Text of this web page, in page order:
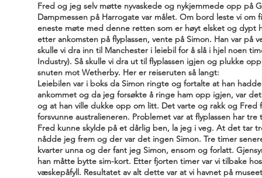
Fred og jeg selv møtte nyvaskede og nykjemmede opp på
Dampmessen på Harrogate var målet. Om bord leste vi
eneste møte med denne retten som er høyt elsket og dypt
etter ankomsten på flyplassen, vente på Simon. Han var
skulle vi dra inn til Manchester i leiebil for å slå i hjel noen
Industry). Så skulle vi dra ut til flyplassen igjen og plukke
snuten mot Wetherby. Her er reiseruten så langt:
Leiebilen var i boks da Simon ringte og fortalte at han
ankommet og da jeg forsøkte å ringe ham opp igjen, var
og at han ville dukke opp om litt. Det varte og rakk og
forsvunne australieneren. Problemet var at flyplassen har
Fred kunne skylde på et dårlig ben, la jeg i veg. At det tar
nådde jeg frem og der var det ingen Simon. Tre timer
kvarter unna og der fant jeg Simon, ensom og forlatt.
han måtte bytte sim-kort. Etter fjorten timer var vi tilbake
væskepåfyll. Resultatet av alt dette var at vi havnet på